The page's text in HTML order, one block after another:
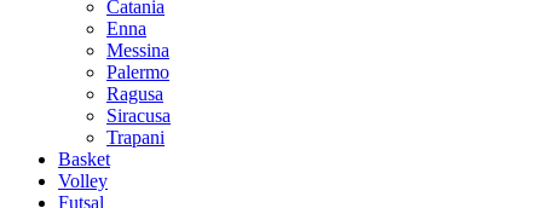
Catania
Enna
Messina
Palermo
Ragusa
Siracusa
Trapani
Basket
Volley
Futsal